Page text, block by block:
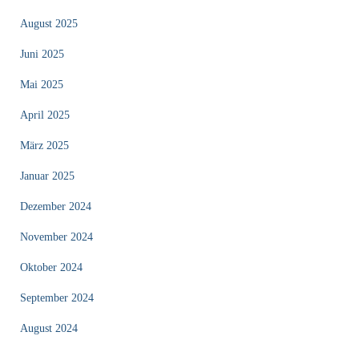
August 2025
Juni 2025
Mai 2025
April 2025
März 2025
Januar 2025
Dezember 2024
November 2024
Oktober 2024
September 2024
August 2024